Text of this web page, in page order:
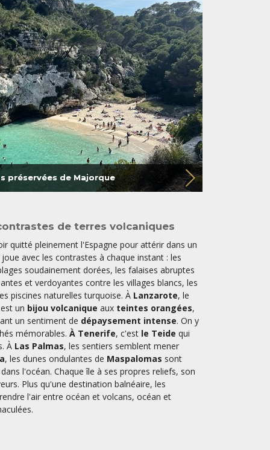
préservées de Majorque
de terres volcaniques
quitté pleinement l'Espagne pour attérir dans un
avec les contrastes à chaque instant : les
soudainement dorées, les falaises abruptes
et verdoyantes contre les villages blancs, les
piscines naturelles turquoise. À Lanzarote, le
un bijou volcanique aux teintes orangées,
un sentiment de dépaysement intense. On y
mémorables. À Tenerife, c'est le Teide qui
À Las Palmas, les sentiers semblent mener
, les dunes ondulantes de Maspalomas sont
l'océan. Chaque île à ses propres reliefs, son
Plus qu'une destination balnéaire, les
l'air entre océan et volcans, océan et